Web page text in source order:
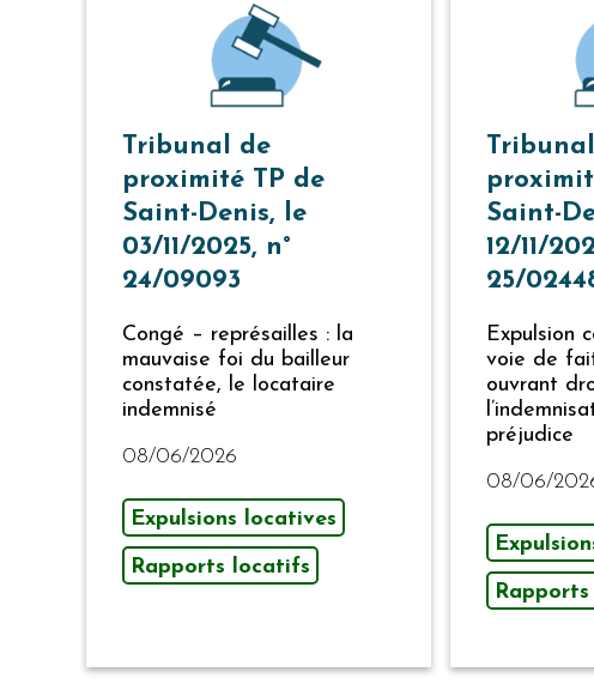
Tribunal de
proximité TP de
Saint-Denis, le
03/11/2025, n°
24/09093
Congé – représailles : la
mauvaise foi du bailleur
constatée, le locataire
indemnisé
08/06/2026
Expulsions locatives
Rapports locatifs
Saint-
12/11/
25/
Expulsion
voie de
ouvrant
préjudice
08/06/